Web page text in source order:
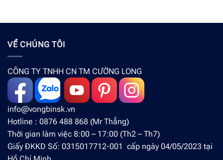
VỀ CHÚNG TÔI
CÔNG TY TNHH CN TM CƯỜNG LONG
info@vongbinsk.vn
Hotline : 0876 488 868 (Mr Thắng)
Thời gian làm việc 8:00 – 17:00 (Th2 – Th7)
Giấy ĐKKD Số: 0315017712-001 cấp ngày 04/05/2023 tại